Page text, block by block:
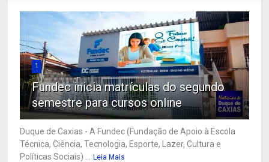
1
Fundec inicia matrículas do segundo
semestre para cursos online
Duque de Caxias - A Fundec (Fundação de Apoio à Escola
Técnica, Ciência, Tecnologia, Esporte, Lazer, Cultura e
Políticas Sociais) ...
Leia Mais